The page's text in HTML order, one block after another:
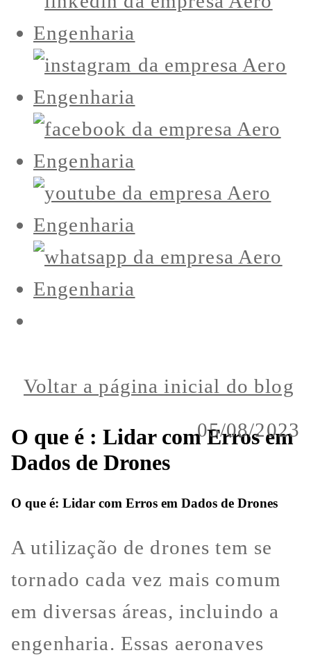
05/08/2023
Voltar a página inicial do blog
O que é : Lidar com Erros em
Dados de Drones
O que é: Lidar com Erros em Dados de Drones
A utilização de drones tem se
tornado cada vez mais comum
em diversas áreas, incluindo a
engenharia. Essas aeronaves